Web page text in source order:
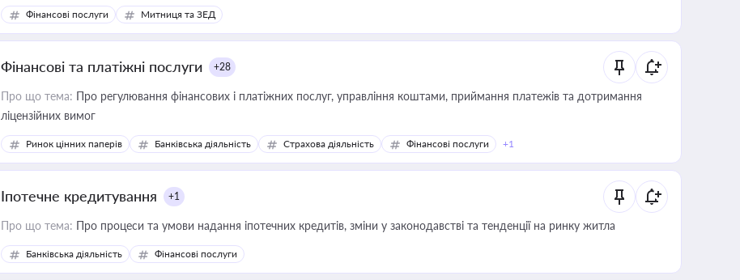
Фінансові послуги Митниця та ЗЕД
Фінансові та платіжні послуги +28
Про що тема: Про регулювання фінансових і платіжних послуг, управління коштами, приймання платежів та дотримання
ліцензійних вимог
Ринок цінних паперів Банківська діяльність Страхова діяльність Фінансові послуги +1
Іпотечне кредитування +1
Про що тема: Про процеси та умови надання іпотечних кредитів, зміни у законодавстві та тенденції на ринку житла
Банківська діяльність Фінансові послуги